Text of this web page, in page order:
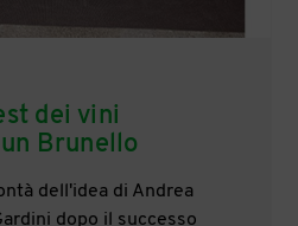
dei vini
Brunello
dell'idea di Andrea
dopo il successo